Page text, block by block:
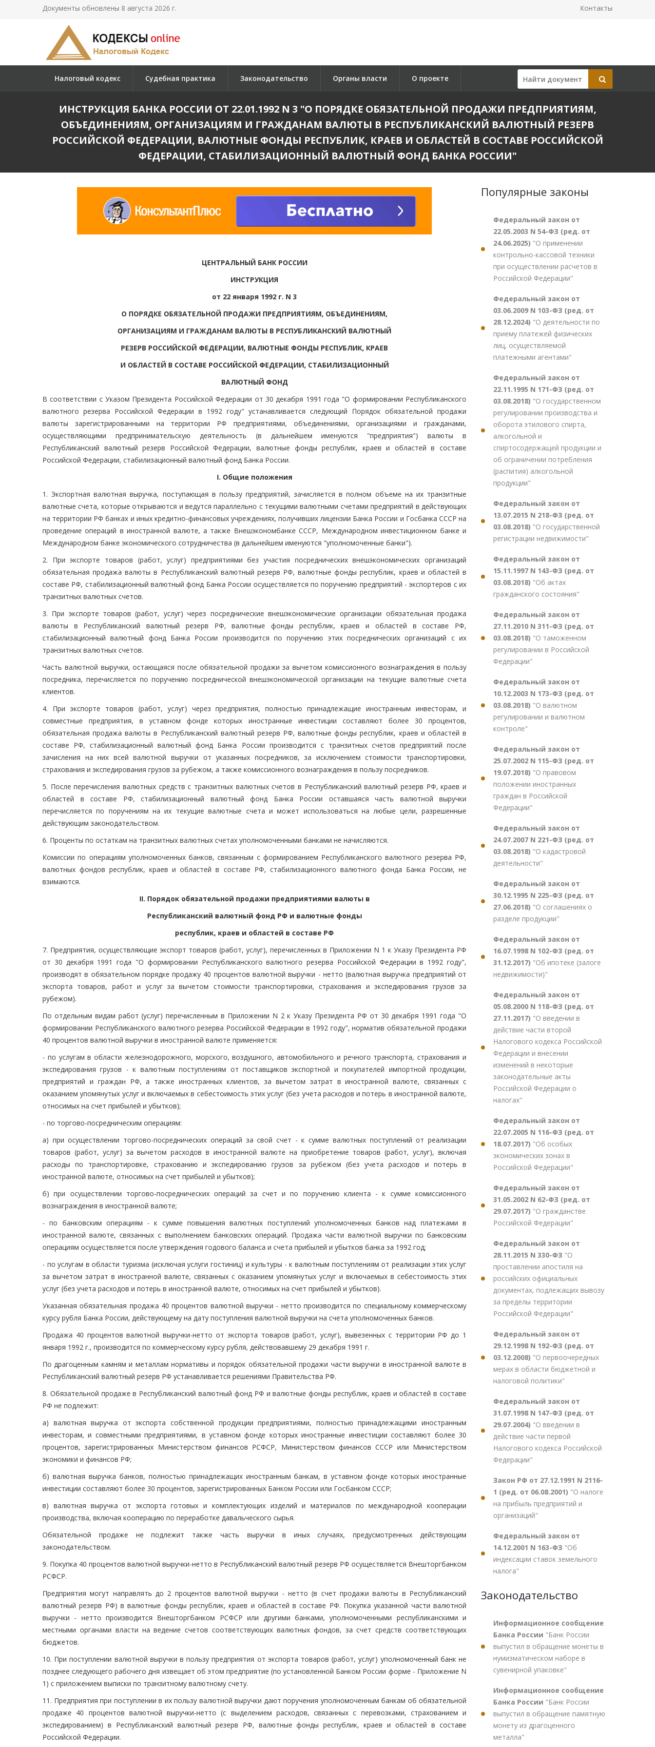
Документы обновлены 8 августа 2026 г. Контакты
Налоговый кодекс Судебная практика Законодательство Органы власти О проекте
ИНСТРУКЦИЯ БАНКА РОССИИ ОТ 22.01.1992 N 3 "О ПОРЯДКЕ ОБЯЗАТЕЛЬНОЙ ПРОДАЖИ ПРЕДПРИЯТИЯМ,
ОБЪЕДИНЕНИЯМ, ОРГАНИЗАЦИЯМ И ГРАЖДАНАМ ВАЛЮТЫ В РЕСПУБЛИКАНСКИЙ ВАЛЮТНЫЙ РЕЗЕРВ
РОССИЙСКОЙ ФЕДЕРАЦИИ, ВАЛЮТНЫЕ ФОНДЫ РЕСПУБЛИК, КРАЕВ И ОБЛАСТЕЙ В СОСТАВЕ РОССИЙСКОЙ
ФЕДЕРАЦИИ, СТАБИЛИЗАЦИОННЫЙ ВАЛЮТНЫЙ ФОНД БАНКА РОССИИ"
ЦЕНТРАЛЬНЫЙ БАНК РОССИИ
ИНСТРУКЦИЯ
от 22 января 1992 г. N 3
О ПОРЯДКЕ ОБЯЗАТЕЛЬНОЙ ПРОДАЖИ ПРЕДПРИЯТИЯМ, ОБЪЕДИНЕНИЯМ,
ОРГАНИЗАЦИЯМ И ГРАЖДАНАМ ВАЛЮТЫ В РЕСПУБЛИКАНСКИЙ ВАЛЮТНЫЙ
РЕЗЕРВ РОССИЙСКОЙ ФЕДЕРАЦИИ, ВАЛЮТНЫЕ ФОНДЫ РЕСПУБЛИК, КРАЕВ
И ОБЛАСТЕЙ В СОСТАВЕ РОССИЙСКОЙ ФЕДЕРАЦИИ, СТАБИЛИЗАЦИОННЫЙ
ВАЛЮТНЫЙ ФОНД
В соответствии с Указом Президента Российской Федерации от 30 декабря 1991 года "О формировании Республиканского
валютного резерва Российской Федерации в 1992 году" устанавливается следующий Порядок обязательной продажи
валюты зарегистрированными на территории РФ предприятиями, объединениями, организациями и гражданами,
осуществляющими предпринимательскую деятельность (в дальнейшем именуются "предприятия") валюты в
Республиканский валютный резерв Российской Федерации, валютные фонды республик, краев и областей в составе
Российской Федерации, стабилизационный валютный фонд Банка России.
I. Общие положения
1. Экспортная валютная выручка, поступающая в пользу предприятий, зачисляется в полном объеме на их транзитные
валютные счета, которые открываются и ведутся параллельно с текущими валютными счетами предприятий в действующих
на территории РФ банках и иных кредитно-финансовых учреждениях, получивших лицензии Банка России и Госбанка СССР на
проведение операций в иностранной валюте, а также Внешэкономбанке СССР, Международном инвестиционном банке и
Международном банке экономического сотрудничества (в дальнейшем именуются "уполномоченные банки").
2. При экспорте товаров (работ, услуг) предприятиями без участия посреднических внешэкономических организаций
обязательная продажа валюты в Республиканский валютный резерв РФ, валютные фонды республик, краев и областей в
составе РФ, стабилизационный валютный фонд Банка России осуществляется по поручению предприятий - экспортеров с их
транзитных валютных счетов.
3. При экспорте товаров (работ, услуг) через посреднические внешэкономические организации обязательная продажа
валюты в Республиканский валютный резерв РФ, валютные фонды республик, краев и областей в составе РФ,
стабилизационный валютный фонд Банка России производится по поручению этих посреднических организаций с их
транзитных валютных счетов.
Часть валютной выручки, остающаяся после обязательной продажи за вычетом комиссионного вознаграждения в пользу
посредника, перечисляется по поручению посреднической внешэкономической организации на текущие валютные счета
клиентов.
4. При экспорте товаров (работ, услуг) через предприятия, полностью принадлежащие иностранным инвесторам, и
совместные предприятия, в уставном фонде которых иностранные инвестиции составляют более 30 процентов,
обязательная продажа валюты в Республиканский валютный резерв РФ, валютные фонды республик, краев и областей в
составе РФ, стабилизационный валютный фонд Банка России производится с транзитных счетов предприятий после
зачисления на них всей валютной выручки от указанных посредников, за исключением стоимости транспортировки,
страхования и экспедирования грузов за рубежом, а также комиссионного вознаграждения в пользу посредников.
5. После перечисления валютных средств с транзитных валютных счетов в Республиканский валютный резерв РФ, краев и
областей в составе РФ, стабилизационный валютный фонд Банка России оставшаяся часть валютной выручки
перечисляется по поручениям на их текущие валютные счета и может использоваться на любые цели, разрешенные
действующим законодательством.
6. Проценты по остаткам на транзитных валютных счетах уполномоченными банками не начисляются.
Комиссии по операциям уполномоченных банков, связанным с формированием Республиканского валютного резерва РФ,
валютных фондов республик, краев и областей в составе РФ, стабилизационного валютного фонда Банка России, не
взимаются.
II. Порядок обязательной продажи предприятиями валюты в
Республиканский валютный фонд РФ и валютные фонды
республик, краев и областей в составе РФ
7. Предприятия, осуществляющие экспорт товаров (работ, услуг), перечисленных в Приложении N 1 к Указу Президента РФ
от 30 декабря 1991 года "О формировании Республиканского валютного резерва Российской Федерации в 1992 году",
производят в обязательном порядке продажу 40 процентов валютной выручки - нетто (валютная выручка предприятий от
экспорта товаров, работ и услуг за вычетом стоимости транспортировки, страхования и экспедирования грузов за
рубежом).
По отдельным видам работ (услуг) перечисленным в Приложении N 2 к Указу Президента РФ от 30 декабря 1991 года "О
формировании Республиканского валютного резерва Российской Федерации в 1992 году", норматив обязательной продажи
40 процентов валютной выручки в иностранной валюте применяется:
- по услугам в области железнодорожного, морского, воздушного, автомобильного и речного транспорта, страхования и
экспедирования грузов - к валютным поступлениям от поставщиков экспортной и покупателей импортной продукции,
предприятий и граждан РФ, а также иностранных клиентов, за вычетом затрат в иностранной валюте, связанных с
оказанием упомянутых услуг и включаемых в себестоимость этих услуг (без учета расходов и потерь в иностранной валюте,
относимых на счет прибылей и убытков);
- по торгово-посредническим операциям:
а) при осуществлении торгово-посреднических операций за свой счет - к сумме валютных поступлений от реализации
товаров (работ, услуг) за вычетом расходов в иностранной валюте на приобретение товаров (работ, услуг), включая
расходы по транспортировке, страхованию и экспедированию грузов за рубежом (без учета расходов и потерь в
иностранной валюте, относимых на счет прибылей и убытков);
б) при осуществлении торгово-посреднических операций за счет и по поручению клиента - к сумме комиссионного
вознаграждения в иностранной валюте;
- по банковским операциям - к сумме повышения валютных поступлений уполномоченных банков над платежами в
иностранной валюте, связанных с выполнением банковских операций. Продажа части валютной выручки по банковским
операциям осуществляется после утверждения годового баланса и счета прибылей и убытков банка за 1992 год;
- по услугам в области туризма (исключая услуги гостиниц) и культуры - к валютным поступлениям от реализации этих услуг
за вычетом затрат в иностранной валюте, связанных с оказанием упомянутых услуг и включаемых в себестоимость этих
услуг (без учета расходов и потерь в иностранной валюте, относимых на счет прибылей и убытков).
Указанная обязательная продажа 40 процентов валютной выручки - нетто производится по специальному коммерческому
курсу рубля Банка России, действующему на дату поступления валютной выручки на счета уполномоченных банков.
Продажа 40 процентов валютной выручки-нетто от экспорта товаров (работ, услуг), вывезенных с территории РФ до 1
января 1992 г., производится по коммерческому курсу рубля, действовавшему 29 декабря 1991 г.
По драгоценным камням и металлам нормативы и порядок обязательной продажи части выручки в иностранной валюте в
Республиканский валютный резерв РФ устанавливается решениями Правительства РФ.
8. Обязательной продаже в Республиканский валютный фонд РФ и валютные фонды республик, краев и областей в составе
РФ не подлежит:
а) валютная выручка от экспорта собственной продукции предприятиями, полностью принадлежащими иностранным
инвесторам, и совместными предприятиями, в уставном фонде которых иностранные инвестиции составляют более 30
процентов, зарегистрированных Министерством финансов РСФСР, Министерством финансов СССР или Министерством
экономики и финансов РФ;
б) валютная выручка банков, полностью принадлежащих иностранным банкам, в уставном фонде которых иностранные
инвестиции составляют более 30 процентов, зарегистрированных Банком России или Госбанком СССР;
в) валютная выручка от экспорта готовых и комплектующих изделий и материалов по международной кооперации
производства, включая кооперацию по переработке давальческого сырья.
Обязательной продаже не подлежит также часть выручки в иных случаях, предусмотренных действующим
законодательством.
9. Покупка 40 процентов валютной выручки-нетто в Республиканский валютный резерв РФ осуществляется Внешторгбанком
РСФСР.
Предприятия могут направлять до 2 процентов валютной выручки - нетто (в счет продажи валюты в Республиканский
валютный резерв РФ) в валютные фонды республик, краев и областей в составе РФ. Покупка указанной части валютной
выручки - нетто производится Внешторгбанком РСФСР или другими банками, уполномоченными республиканскими и
местными органами власти на ведение счетов соответствующих валютных фондов, за счет средств соответствующих
бюджетов.
10. При поступлении валютной выручки в пользу предприятия от экспорта товаров (работ, услуг) уполномоченный банк не
позднее следующего рабочего дня извещает об этом предприятие (по установленной Банком России форме - Приложение N
1) с приложением выписки по транзитному валютному счету.
11. Предприятия при поступлении в их пользу валютной выручки дают поручения уполномоченным банкам об обязательной
продаже 40 процентов валютной выручки-нетто (с выделением расходов, связанных с перевозками, страхованием и
экспедированием) в Республиканский валютный резерв РФ, валютные фонды республик, краев и областей в составе
Российской Федерации.
Популярные законы
Федеральный закон от
22.05.2003 N 54-ФЗ (ред. от
24.06.2025) "О применении
контрольно-кассовой техники
при осуществлении расчетов в
Российской Федерации"
Федеральный закон от
03.06.2009 N 103-ФЗ (ред. от
28.12.2024) "О деятельности по
приему платежей физических
лиц, осуществляемой
платежными агентами"
Федеральный закон от
22.11.1995 N 171-ФЗ (ред. от
03.08.2018) "О государственном
регулировании производства и
оборота этилового спирта,
алкогольной и
спиртосодержащей продукции и
об ограничении потребления
(распития) алкогольной
продукции"
Федеральный закон от
13.07.2015 N 218-ФЗ (ред. от
03.08.2018) "О государственной
регистрации недвижимости"
Федеральный закон от
15.11.1997 N 143-ФЗ (ред. от
03.08.2018) "Об актах
гражданского состояния"
Федеральный закон от
27.11.2010 N 311-ФЗ (ред. от
03.08.2018) "О таможенном
регулировании в Российской
Федерации"
Федеральный закон от
10.12.2003 N 173-ФЗ (ред. от
03.08.2018) "О валютном
регулировании и валютном
контроле"
Федеральный закон от
25.07.2002 N 115-ФЗ (ред. от
19.07.2018) "О правовом
положении иностранных
граждан в Российской
Федерации"
Федеральный закон от
24.07.2007 N 221-ФЗ (ред. от
03.08.2018) "О кадастровой
деятельности"
Федеральный закон от
30.12.1995 N 225-ФЗ (ред. от
27.06.2018) "О соглашениях о
разделе продукции"
Федеральный закон от
16.07.1998 N 102-ФЗ (ред. от
31.12.2017) "Об ипотеке (залоге
недвижимости)"
Федеральный закон от
05.08.2000 N 118-ФЗ (ред. от
27.11.2017) "О введении в
действие части второй
Налогового кодекса Российской
Федерации и внесении
изменений в некоторые
законодательные акты
Российской Федерации о
налогах"
Федеральный закон от
22.07.2005 N 116-ФЗ (ред. от
18.07.2017) "Об особых
экономических зонах в
Российской Федерации"
Федеральный закон от
31.05.2002 N 62-ФЗ (ред. от
29.07.2017) "О гражданстве
Российской Федерации"
Федеральный закон от
28.11.2015 N 330-ФЗ "О
проставлении апостиля на
российских официальных
документах, подлежащих вывозу
за пределы территории
Российской Федерации"
Федеральный закон от
29.12.1998 N 192-ФЗ (ред. от
03.12.2008) "О первоочередных
мерах в области бюджетной и
налоговой политики"
Федеральный закон от
31.07.1998 N 147-ФЗ (ред. от
29.07.2004) "О введении в
действие части первой
Налогового кодекса Российской
Федерации"
Закон РФ от 27.12.1991 N 2116-
1 (ред. от 06.08.2001) "О налоге
на прибыль предприятий и
организаций"
Федеральный закон от
14.12.2001 N 163-ФЗ "Об
индексации ставок земельного
налога"
Законодательство
Информационное сообщение
Банка России "Банк России
выпустил в обращение монеты в
нумизматическом наборе в
сувенирной упаковке"
Информационное сообщение
Банка России "Банк России
выпустил в обращение памятную
монету из драгоценного
металла"